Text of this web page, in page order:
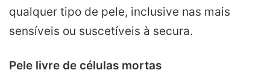
qualquer tipo de pele, inclusive nas mais
sensíveis ou suscetíveis à secura.
Pele livre de células mortas